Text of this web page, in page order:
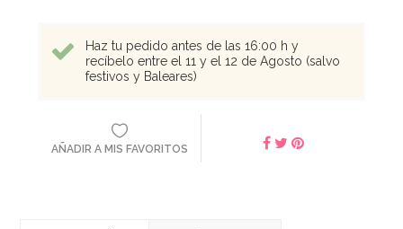
Haz tu pedido antes de las 16:00 h y
recíbelo entre el 11 y el 12 de Agosto (salvo
festivos y Baleares)
AÑADIR A MIS FAVORITOS